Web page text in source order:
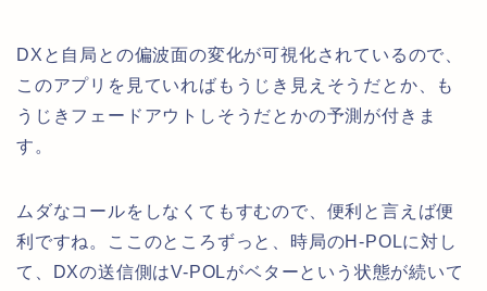
DXと自局との偏波面の変化が可視化されているので、
このアプリを見ていればもうじき見えそうだとか、も
うじきフェードアウトしそうだとかの予測が付きま
す。
ムダなコールをしなくてもすむので、便利と言えば便
利ですね。ここのところずっと、時局のH-POLに対し
て、DXの送信側はV-POLがベターという状態が続いて